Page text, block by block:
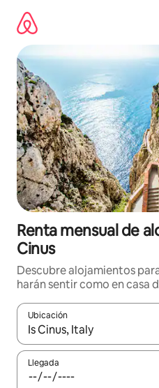
contenido
Renta mensual de
Cinus
Descubre alojamientos
harán sentir como en casa
Ubicación
Cuando los resultados
Llegada